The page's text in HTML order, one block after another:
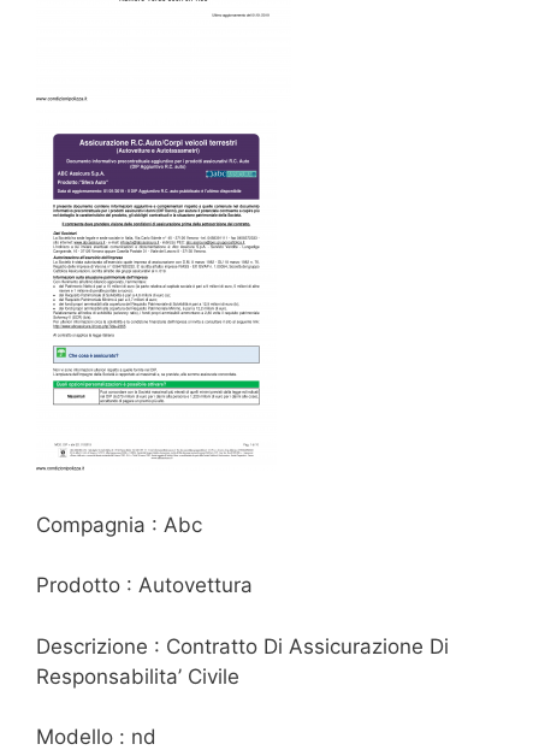
Compagnia : Abc
Prodotto : Autovettura
Descrizione : Contratto Di Assicurazione Di
Responsabilita’ Civile
Modello : nd